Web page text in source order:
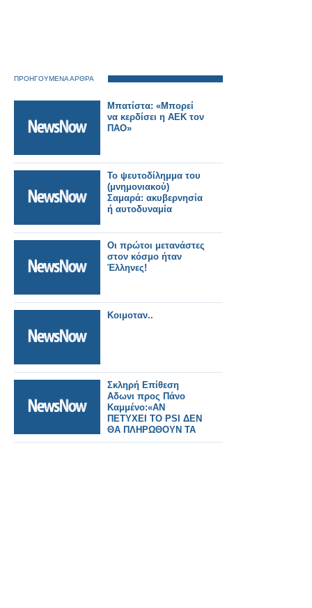
ΠΡΟΗΓΟΥΜΕΝΑ ΑΡΘΡΑ
Μπατίστα: «Μπορεί
να κερδίσει η ΑΕΚ τον
ΠΑΟ»
Το ψευτοδίλημμα του
(μνημονιακού)
Σαμαρά: ακυβερνησία
ή αυτοδυναμία
Oι πρώτοι μετανάστες
στον κόσμο ήταν
Έλληνες!
Κοιμοταν..
Σκληρή Επίθεση
Αδωνι προς Πάνο
Καμμένο:«ΑΝ
ΠΕΤΥΧΕΙ ΤΟ PSI ΔΕΝ
ΘΑ ΠΛΗΡΩΘΟΥΝ ΤΑ
CDS»